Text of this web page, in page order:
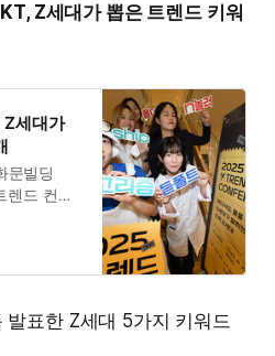
Z세대가 뽑은 트렌드 키워
Z세대가
문빌딩
렌드 컨퍼
25일 밝
소가 협업
표한 Z세대 5가지 키워드